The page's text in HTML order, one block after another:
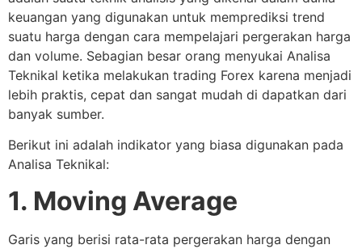
keuangan yang digunakan untuk memprediksi trend
suatu harga dengan cara mempelajari pergerakan harga
dan volume. Sebagian besar orang menyukai Analisa
Teknikal ketika melakukan trading Forex karena menjadi
lebih praktis, cepat dan sangat mudah di dapatkan dari
banyak sumber.
Berikut ini adalah indikator yang biasa digunakan pada
Analisa Teknikal:
1. Moving Average
Garis yang berisi rata-rata pergerakan harga dengan